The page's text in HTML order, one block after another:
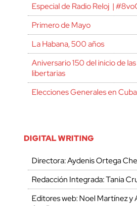
Especial de Radio Reloj |
Primero de Mayo
La Habana, 500 años
Aniversario 150 del inicio de
libertarias
Elecciones Generales en Cuba
DIGITAL WRITING
Directora: Aydenis Ortega Che
Redacción Integrada: Tania
Editores web: Noel Martínez y